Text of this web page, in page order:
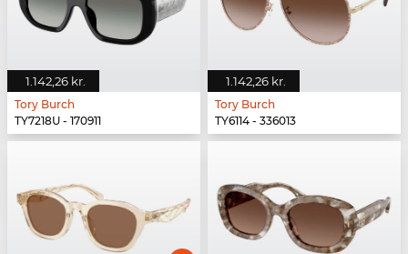
1.142,26 kr.
Tory Burch
TY7218U - 170911
1.142,26 kr.
Tory Burch
TY6114 - 336013